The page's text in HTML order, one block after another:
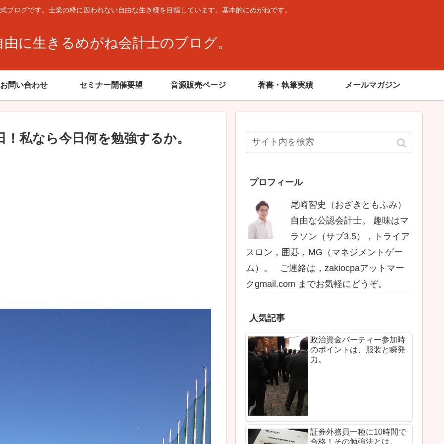
ログです。士業の枠に囚われない自由な生き様を目指しています。基本的にめがねです。
由に生きるめがね会計士のブログ。
お問い合わせ セミナー開催要望 音源販売ページ 著書・執筆実績 メールマガジン
私なら今日何を勉強するか。
プロフィール
尾崎智史（おざきともふみ）
自由な公認会計士。 趣味はマ
ラソン（サブ3.5），トライア
スロン，囲碁，MG（マネジメントゲー
ム）。 ご連絡は，zakiocpaアットマー
クgmail.com までお気軽にどうぞ。
人気記事
政治資金パーティー参加時
のポイントは、服装と瞬発
力。
証券外務員一種に10時間で
合格！その勉強法とは。